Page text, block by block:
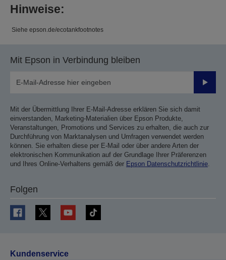
Hinweise:
Siehe epson.de/ecotankfootnotes
Mit Epson in Verbindung bleiben
Mit der Übermittlung Ihrer E-Mail-Adresse erklären Sie sich damit
einverstanden, Marketing-Materialien über Epson Produkte,
Veranstaltungen, Promotions und Services zu erhalten, die auch zur
Durchführung von Marktanalysen und Umfragen verwendet werden
können. Sie erhalten diese per E-Mail oder über andere Arten der
elektronischen Kommunikation auf der Grundlage Ihrer Präferenzen
und Ihres Online-Verhaltens gemäß der Epson Datenschutzrichtlinie
Folgen
Kundenservice